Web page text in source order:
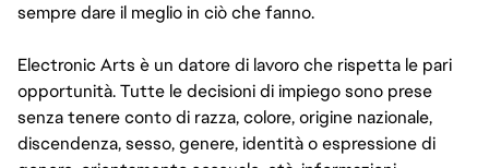
sempre dare il meglio in ciò che fanno.
Electronic Arts è un datore di lavoro che rispetta le pari
opportunità. Tutte le decisioni di impiego sono prese
senza tenere conto di razza, colore, origine nazionale,
discendenza, sesso, genere, identità o espressione di